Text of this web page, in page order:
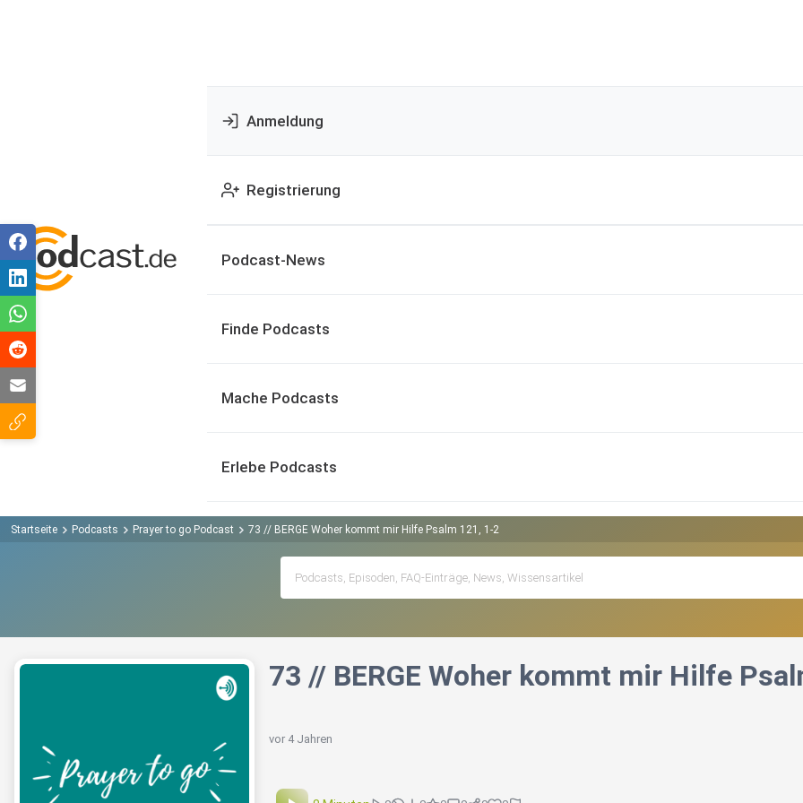
Anmeldung
Registrierung
Podcast-News
Finde Podcasts
Mache Podcasts
Erlebe Podcasts
Startseite Podcasts Prayer to go Podcast 73 // BERGE Woher kommt mir Hilfe Psalm 121, 1-2
73 // BERGE Woher kommt mir Hilfe
vor 4 Jahren